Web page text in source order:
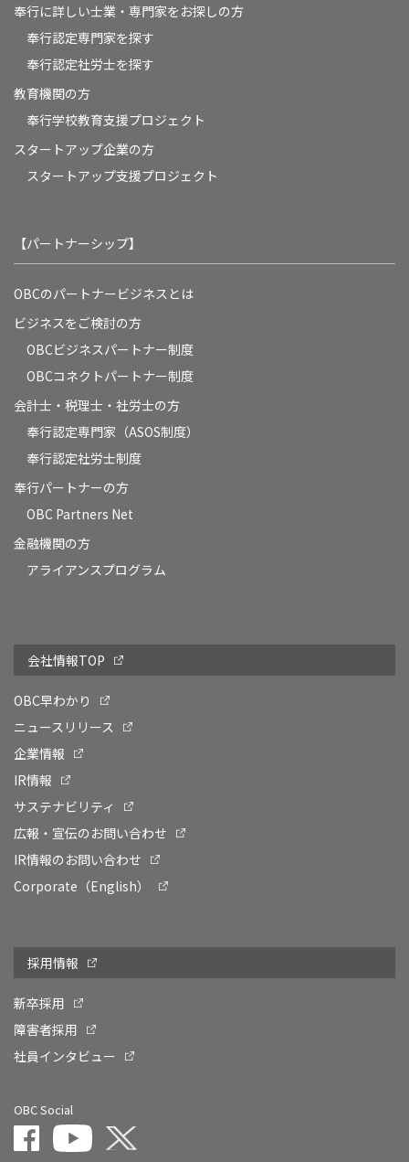
奉行に詳しい士業・専門家をお探しの方
奉行認定専門家を探す
奉行認定社労士を探す
教育機関の方
奉⾏学校教育⽀援プロジェクト
スタートアップ企業の方
スタートアップ支援プロジェクト
【パートナーシップ】
OBCのパートナービジネスとは
ビジネスをご検討の方
OBCビジネスパートナー制度
OBCコネクトパートナー制度
会計士・税理士・社労士の方
奉行認定専門家（ASOS制度）
奉行認定社労士制度
奉行パートナーの方
OBC Partners Net
金融機関の方
アライアンスプログラム
会社情報TOP
OBC早わかり
ニュースリリース
企業情報
IR情報
サステナビリティ
広報・宣伝のお問い合わせ
IR情報のお問い合わせ
Corporate（English）
採用情報
新卒採用
障害者採用
社員インタビュー
OBC Social